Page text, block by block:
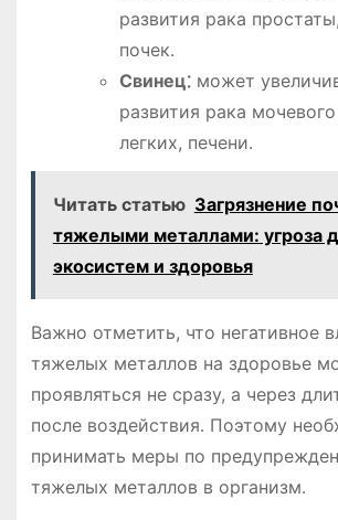
развития рака
почек․
Свинец⁚может
развития рака
легких, печени․
Читать статью Загрязнение
тяжелыми металлами: угроза
экосистем и здоровья
Важно отметить, что негативное
тяжелых металлов на здоровье
проявляться не сразу, а через
после воздействия․ Поэтому
принимать меры по
тяжелых металлов в организм․